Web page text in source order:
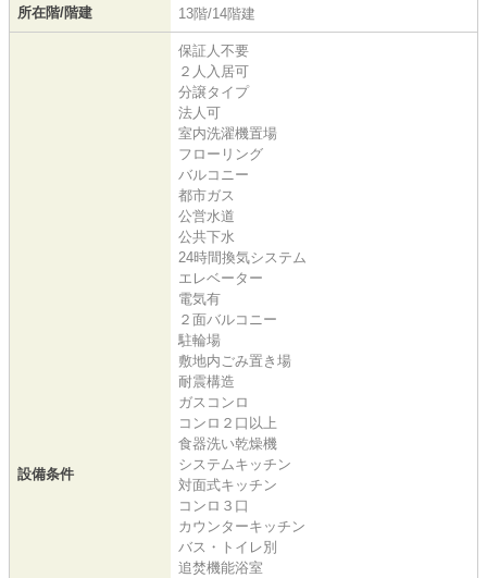
所在階/階建 13階/14階建
設備条件
保証人不要
２人入居可
分譲タイプ
法人可
室内洗濯機置場
フローリング
バルコニー
都市ガス
公営水道
公共下水
24時間換気システム
エレベーター
電気有
２面バルコニー
駐輪場
敷地内ごみ置き場
耐震構造
ガスコンロ
コンロ２口以上
食器洗い乾燥機
システムキッチン
対面式キッチン
コンロ３口
カウンターキッチン
バス・トイレ別
追焚機能浴室